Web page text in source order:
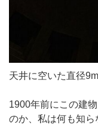
天井に空いた直径
1900年前にこの建
のか、私は何も知ら